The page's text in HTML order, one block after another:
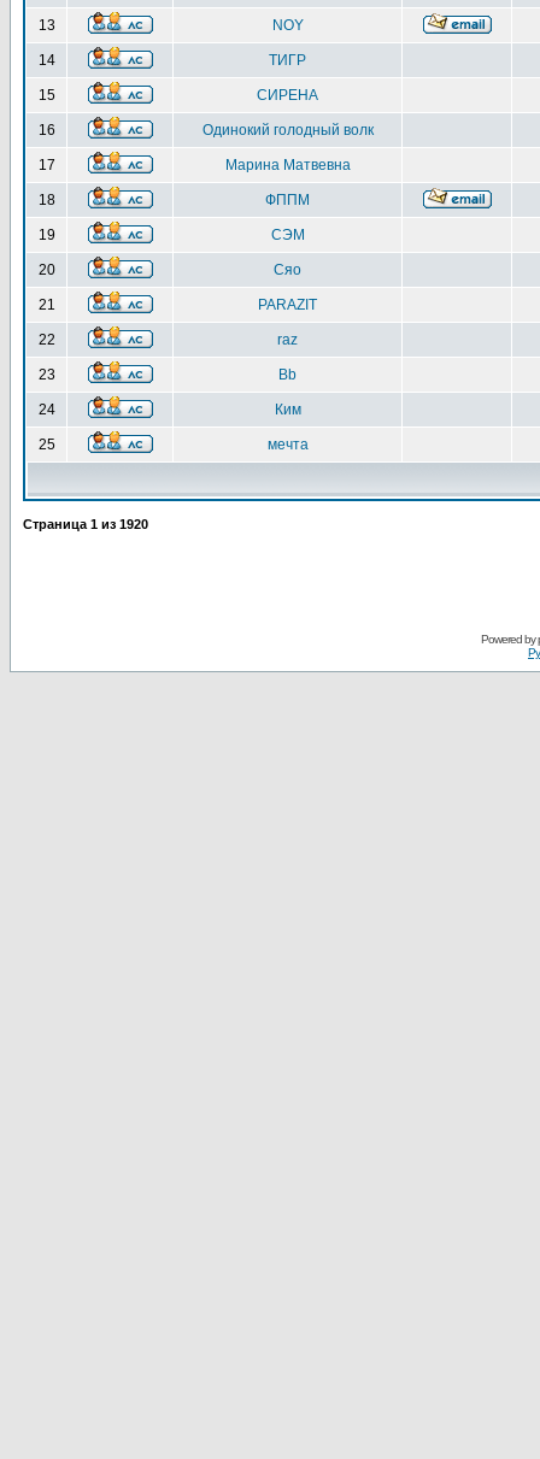
13 NOY
14 ТИГР
15 СИРЕНА
16 Одинокий голодный волк
17 Марина Матвевна
18 ФППМ
19 СЭМ
20 Сяо
21 PARAZIT
22 raz
23 Bb
24 Ким
25 мечта
Страница 1 из 1920
Powered by